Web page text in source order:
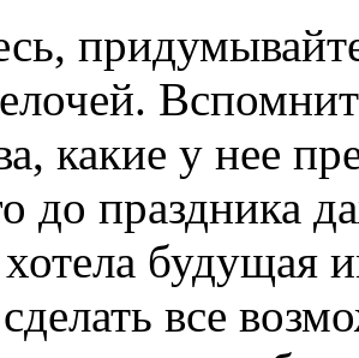
какие у нее
до праздника
все